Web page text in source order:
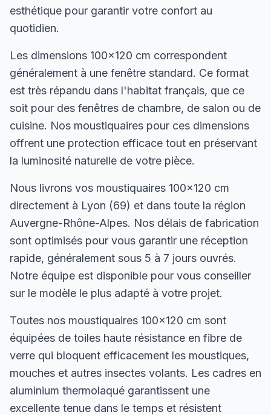
esthétique pour garantir votre confort au
quotidien.
Les dimensions 100×120 cm correspondent
généralement à une fenêtre standard. Ce format
est très répandu dans l'habitat français, que ce
soit pour des fenêtres de chambre, de salon ou de
cuisine. Nos moustiquaires pour ces dimensions
offrent une protection efficace tout en préservant
la luminosité naturelle de votre pièce.
Nous livrons vos moustiquaires 100×120 cm
directement à Lyon (69) et dans toute la région
Auvergne-Rhône-Alpes. Nos délais de fabrication
sont optimisés pour vous garantir une réception
rapide, généralement sous 5 à 7 jours ouvrés.
Notre équipe est disponible pour vous conseiller
sur le modèle le plus adapté à votre projet.
Toutes nos moustiquaires 100×120 cm sont
équipées de toiles haute résistance en fibre de
verre qui bloquent efficacement les moustiques,
mouches et autres insectes volants. Les cadres en
aluminium thermolaqué garantissent une
excellente tenue dans le temps et résistent